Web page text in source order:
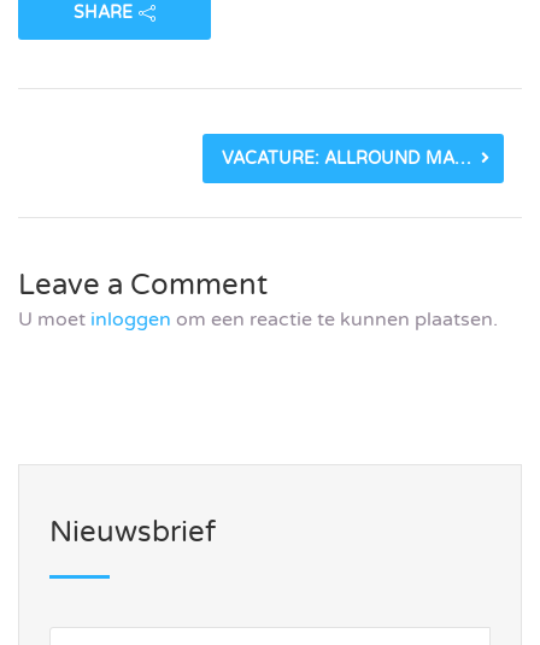
SHARE
VACATURE: ALLROUND MARKETING PROFESSIONAL BIJ ITSPERFECT (28-32 UUR)_5FF7FED17C144.JPEG
Leave a Comment
U moet inloggen om een reactie te kunnen plaatsen.
Nieuwsbrief